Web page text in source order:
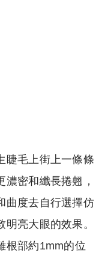
睫毛上街上一條條
密和纖長捲翹，
曲度去自行選擇仿
亮大眼的效果。
根部約1mm的位